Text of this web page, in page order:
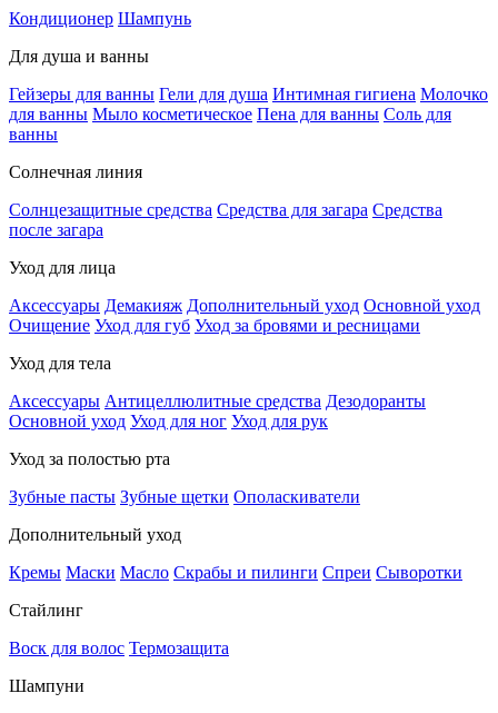
Кондиционер Шампунь
Для душа и ванны
Гейзеры для ванны Гели для душа Интимная гигиена Молочко
для ванны Мыло косметическое Пена для ванны Соль для
ванны
Солнечная линия
Солнцезащитные средства Средства для загара Средства
после загара
Уход для лица
Аксессуары Демакияж Дополнительный уход Основной уход
Очищение Уход для губ Уход за бровями и ресницами
Уход для тела
Аксессуары Антицеллюлитные средства Дезодоранты
Основной уход Уход для ног Уход для рук
Уход за полостью рта
Зубные пасты Зубные щетки Ополаскиватели
Дополнительный уход
Кремы Маски Масло Скрабы и пилинги Спреи Сыворотки
Стайлинг
Воск для волос Термозащита
Шампуни